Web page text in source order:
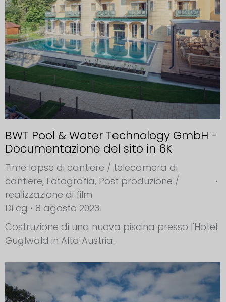
BWT Pool & Water Technology GmbH -
Documentazione del sito in 6K
Time lapse di cantiere / telecamera di
cantiere, Fotografia, Post produzione /
realizzazione di film
Di cg
8 agosto 2023
Costruzione di una nuova piscina presso l'Hotel
Guglwald in Alta Austria.